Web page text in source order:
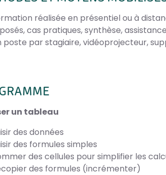
réalisée en présentiel ou à
cas pratiques, synthèse,
poste par stagiaire, vidéoprojecteur,
un tableau
des données
des formules simples
des cellules pour simplifier les
des formules (incrémenter)